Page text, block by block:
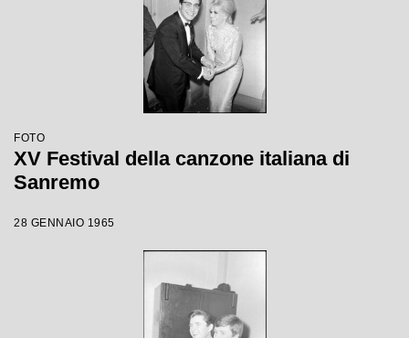
FOTO
XV Festival della canzone italiana di
Sanremo
28 GENNAIO 1965